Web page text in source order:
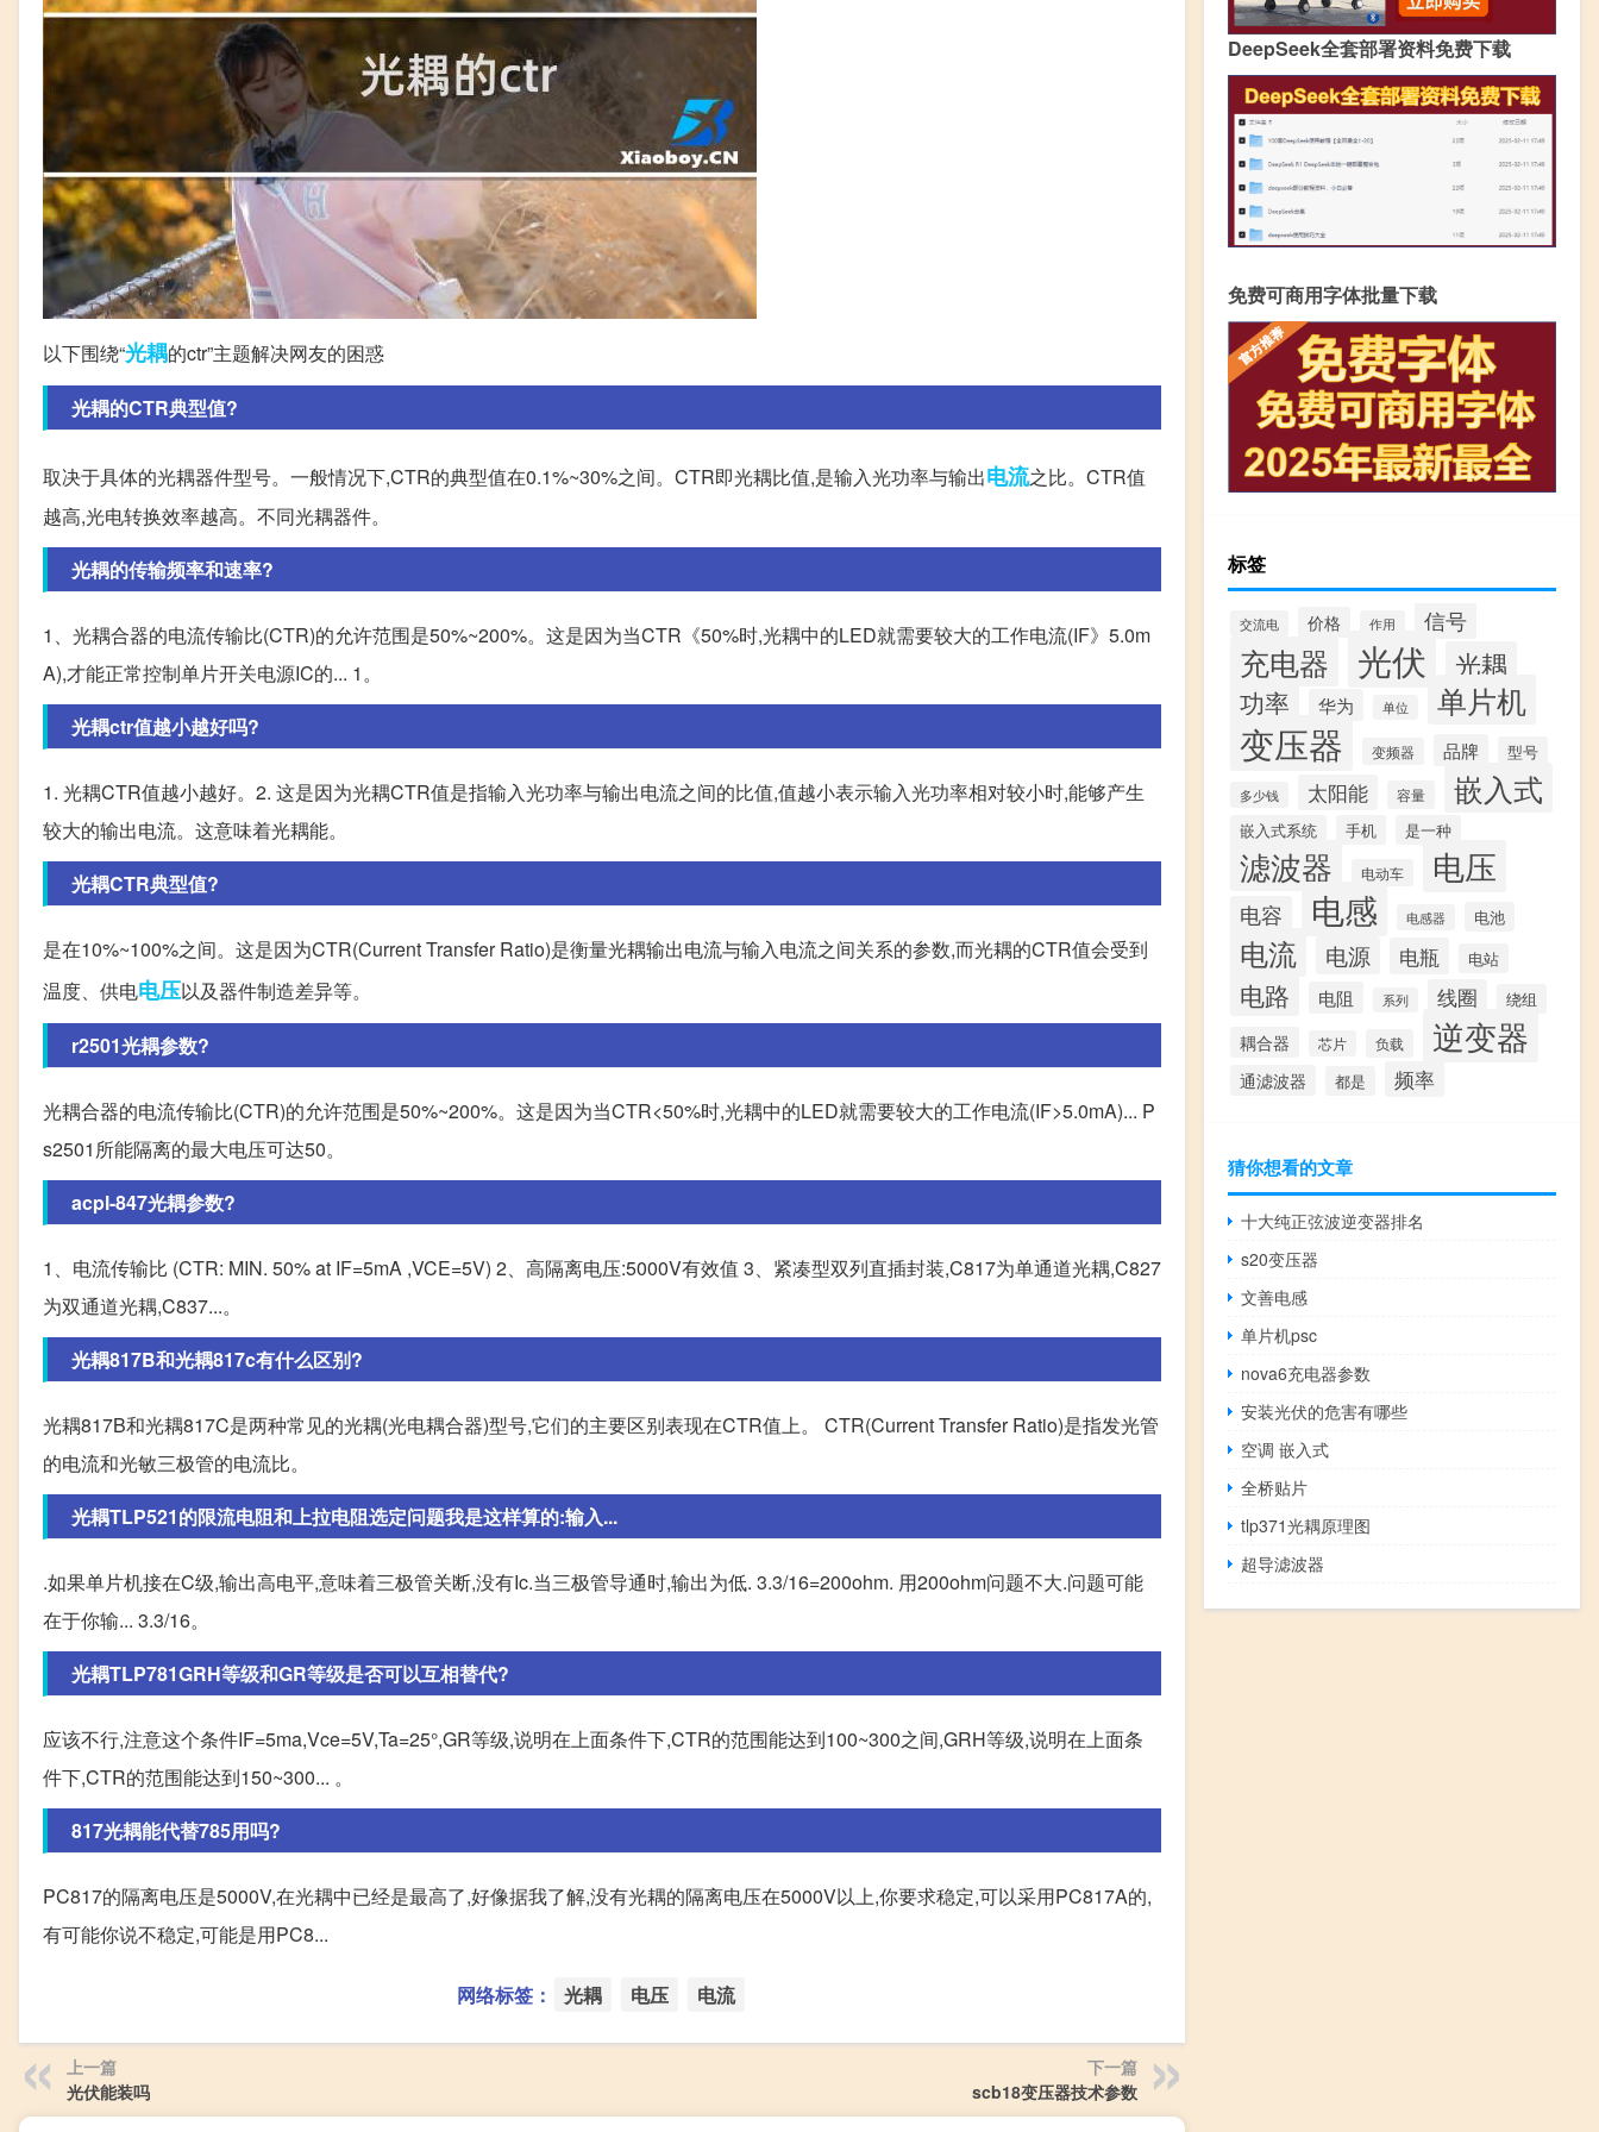
以下围绕“光耦的ctr”主题解决网友的困惑
光耦的CTR典型值?
取决于具体的光耦器件型号。一般情况下,CTR的典型值在0.1%~30%之间。CTR即光耦比值,是输入光功率与输出电流之比。CTR值
越高,光电转换效率越高。不同光耦器件。
光耦的传输频率和速率?
1、光耦合器的电流传输比(CTR)的允许范围是50%~200%。这是因为当CTR《50%时,光耦中的LED就需要较大的工作电流(IF》5.0m
A),才能正常控制单片开关电源IC的... 1。
光耦ctr值越小越好吗?
1. 光耦CTR值越小越好。2. 这是因为光耦CTR值是指输入光功率与输出电流之间的比值,值越小表示输入光功率相对较小时,能够产生
较大的输出电流。这意味着光耦能。
光耦CTR典型值?
是在10%~100%之间。这是因为CTR(Current Transfer Ratio)是衡量光耦输出电流与输入电流之间关系的参数,而光耦的CTR值会受到
温度、供电电压以及器件制造差异等。
r2501光耦参数?
光耦合器的电流传输比(CTR)的允许范围是50%~200%。这是因为当CTR<50%时,光耦中的LED就需要较大的工作电流(IF>5.0mA)... P
s2501所能隔离的最大电压可达50。
acpl-847光耦参数?
1、电流传输比 (CTR: MIN. 50% at IF=5mA ,VCE=5V) 2、高隔离电压:5000V有效值 3、紧凑型双列直插封装,C817为单通道光耦,C827
为双通道光耦,C837...。
光耦817B和光耦817c有什么区别?
光耦817B和光耦817C是两种常见的光耦(光电耦合器)型号,它们的主要区别表现在CTR值上。 CTR(Current Transfer Ratio)是指发光管
的电流和光敏三极管的电流比。
光耦TLP521的限流电阻和上拉电阻选定问题我是这样算的:输入...
.如果单片机接在C级,输出高电平,意味着三极管关断,没有Ic.当三极管导通时,输出为低. 3.3/16=200ohm. 用200ohm问题不大.问题可能
在于你输... 3.3/16。
光耦TLP781GRH等级和GR等级是否可以互相替代?
应该不行,注意这个条件IF=5ma,Vce=5V,Ta=25°,GR等级,说明在上面条件下,CTR的范围能达到100~300之间,GRH等级,说明在上面条
件下,CTR的范围能达到150~300... 。
817光耦能代替785用吗?
PC817的隔离电压是5000V,在光耦中已经是最高了,好像据我了解,没有光耦的隔离电压在5000V以上,你要求稳定,可以采用PC817A的,
有可能你说不稳定,可能是用PC8...
网络标签： 光耦 电压 电流
上一篇
光伏能装吗
下一篇
scb18变压器技术参数
DeepSeek全套部署资料免费下载
免费可商用字体批量下载
标签
交流电 价格 作用 信号
充电器 光伏
光耦
功率
华为 单位 单片机
变压器 变频器 品牌 型号
多少钱 太阳能 容量 嵌入式
嵌入式系统 手机 是一种
滤波器 电动车 电压
电容 电感 电感器 电池
电流 电源 电瓶 电站
电路 电阻 系列 线圈 绕组
耦合器 芯片 负载 逆变器
通滤波器 都是 频率
猜你想看的文章
十大纯正弦波逆变器排名
s20变压器
文善电感
单片机psc
nova6充电器参数
安装光伏的危害有哪些
空调 嵌入式
全桥贴片
tlp371光耦原理图
超导滤波器